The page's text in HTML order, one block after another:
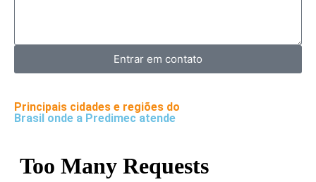
Entrar em contato
Principais cidades e regiões do
Brasil onde a Predimec atende